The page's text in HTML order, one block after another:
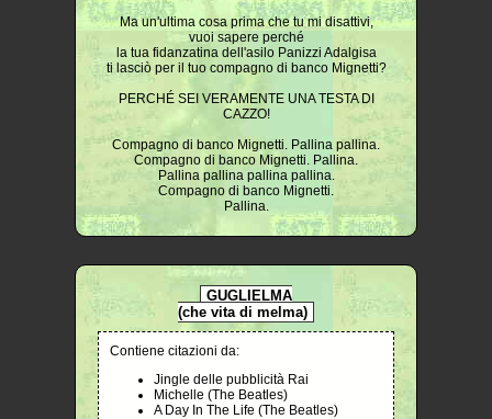
Ma un'ultima cosa prima che tu mi disattivi,
vuoi sapere perché
la tua fidanzatina dell'asilo Panizzi Adalgisa
ti lasciò per il tuo compagno di banco Mignetti?
PERCHÉ SEI VERAMENTE UNA TESTA DI
CAZZO!
Compagno di banco Mignetti. Pallina pallina.
Compagno di banco Mignetti. Pallina.
Pallina pallina pallina pallina.
Compagno di banco Mignetti.
Pallina.
GUGLIELMA
(che vita di melma)
Contiene citazioni da:
Jingle delle pubblicità Rai
Michelle (The Beatles)
A Day In The Life (The Beatles)